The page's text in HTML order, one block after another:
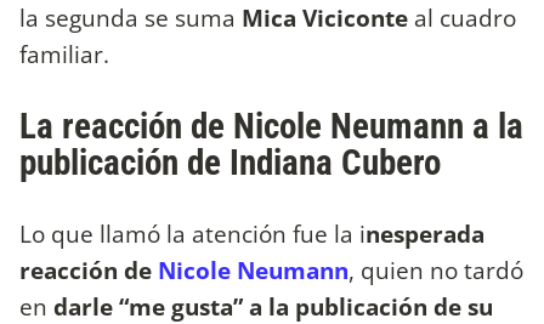
la segunda se suma Mica Viciconte al cuadro
familiar.
La reacción de Nicole Neumann a la
publicación de Indiana Cubero
Lo que llamó la atención fue la inesperada
reacción de Nicole Neumann, quien no tardó
en darle “me gusta” a la publicación de su